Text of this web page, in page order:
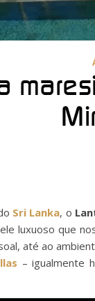
Sri Lanka, o
luxuoso que
até ao
– igualmente